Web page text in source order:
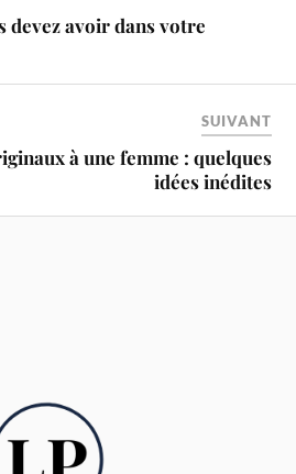
devez avoir dans votre
SUIVANT
à une femme : quelques
idées inédites